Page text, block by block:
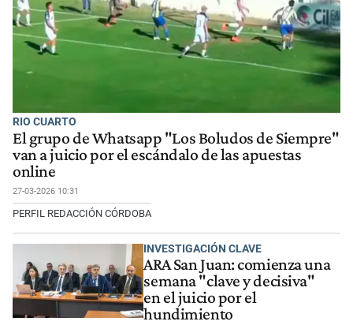
RIO CUARTO
El grupo de Whatsapp "Los Boludos de Siempre"
van a juicio por el escándalo de las apuestas
online
27-03-2026 10:31
PERFIL REDACCIÓN CÓRDOBA
INVESTIGACIÓN CLAVE
ARA San Juan: comienza una
semana "clave y decisiva"
en el juicio por el
hundimiento